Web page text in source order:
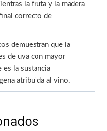
la fruta y la madera
correcto de
demuestran que la
de uva con mayor
es la sustancia
atribuida al vino.